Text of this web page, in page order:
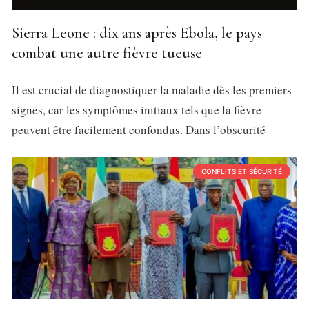
Sierra Leone : dix ans après Ebola, le pays
combat une autre fièvre tueuse
Il est crucial de diagnostiquer la maladie dès les premiers
signes, car les symptômes initiaux tels que la fièvre
peuvent être facilement confondus. Dans l’obscurité
CONFLITS ET SÉCURITÉ